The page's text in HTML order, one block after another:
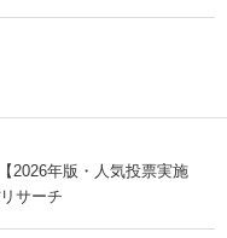
2026年版・人気投票実施
サーチ